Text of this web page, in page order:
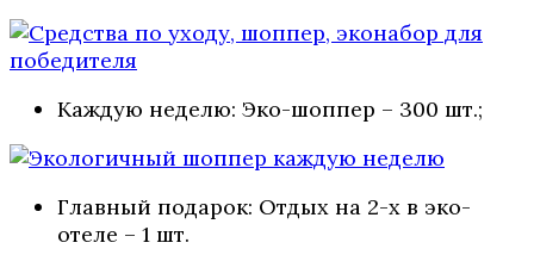
Каждую неделю: Эко-шоппер – 300 шт.;
Главный подарок: Отдых на 2-х в эко-
отеле – 1 шт.